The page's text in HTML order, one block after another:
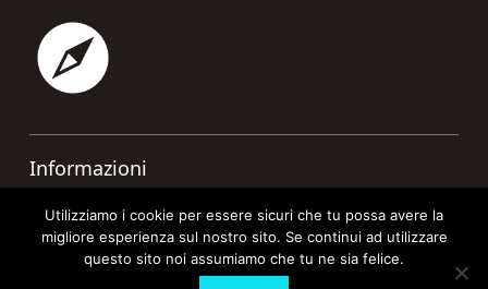
Informazioni
Cookie Policy
Utilizziamo i cookie per essere sicuri che tu possa avere la
migliore esperienza sul nostro sito. Se continui ad utilizzare
questo sito noi assumiamo che tu ne sia felice.